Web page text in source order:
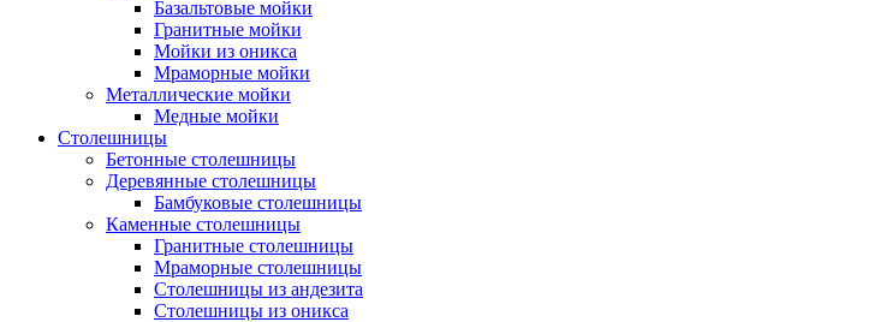
Базальтовые мойки
Гранитные мойки
Мойки из оникса
Мраморные мойки
Металлические мойки
Медные мойки
Столешницы
Бетонные столешницы
Деревянные столешницы
Бамбуковые столешницы
Каменные столешницы
Гранитные столешницы
Мраморные столешницы
Столешницы из андезита
Столешницы из оникса